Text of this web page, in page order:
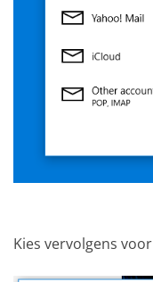
Kies vervolgens voor